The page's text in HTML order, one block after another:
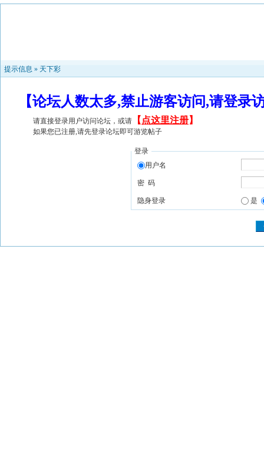
提示信息 » 天下彩
【论坛人数太多,禁止游客访问,请登
请直接登录用户访问论坛，或请 【 点这里注册】
如果您已注册,请先登录论坛即可游览帖子
登录
用户名
密 码
隐身登录 是